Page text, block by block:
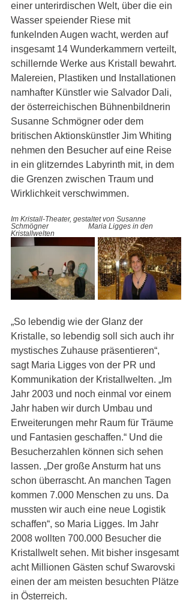
einer unterirdischen Welt, über die ein
Wasser speiender Riese mit
funkelnden Augen wacht, werden auf
insgesamt 14 Wunderkammern verteilt,
schillernde Werke aus Kristall bewahrt.
Malereien, Plastiken und Installationen
namhafter Künstler wie Salvador Dali,
der österreichischen Bühnenbildnerin
Susanne Schmögner oder dem
britischen Aktionskünstler Jim Whiting
nehmen den Besucher auf eine Reise
in ein glitzerndes Labyrinth mit, in dem
die Grenzen zwischen Traum und
Wirklichkeit verschwimmen.
Im Kristall-Theater, gestaltet von Susanne
Schmögner
Maria Ligges in den
Kristallwelten
„So lebendig wie der Glanz der
Kristalle, so lebendig soll sich auch ihr
mystisches Zuhause präsentieren“,
sagt Maria Ligges von der PR und
Kommunikation der Kristallwelten. „Im
Jahr 2003 und noch einmal vor einem
Jahr haben wir durch Umbau und
Erweiterungen mehr Raum für Träume
und Fantasien geschaffen.“ Und die
Besucherzahlen können sich sehen
lassen. „Der große Ansturm hat uns
schon überrascht. An manchen Tagen
kommen 7.000 Menschen zu uns. Da
mussten wir auch eine neue Logistik
schaffen“, so Maria Ligges. Im Jahr
2008 wollten 700.000 Besucher die
Kristallwelt sehen. Mit bisher insgesamt
acht Millionen Gästen schuf Swarovski
einen der am meisten besuchten Plätze
in Österreich.